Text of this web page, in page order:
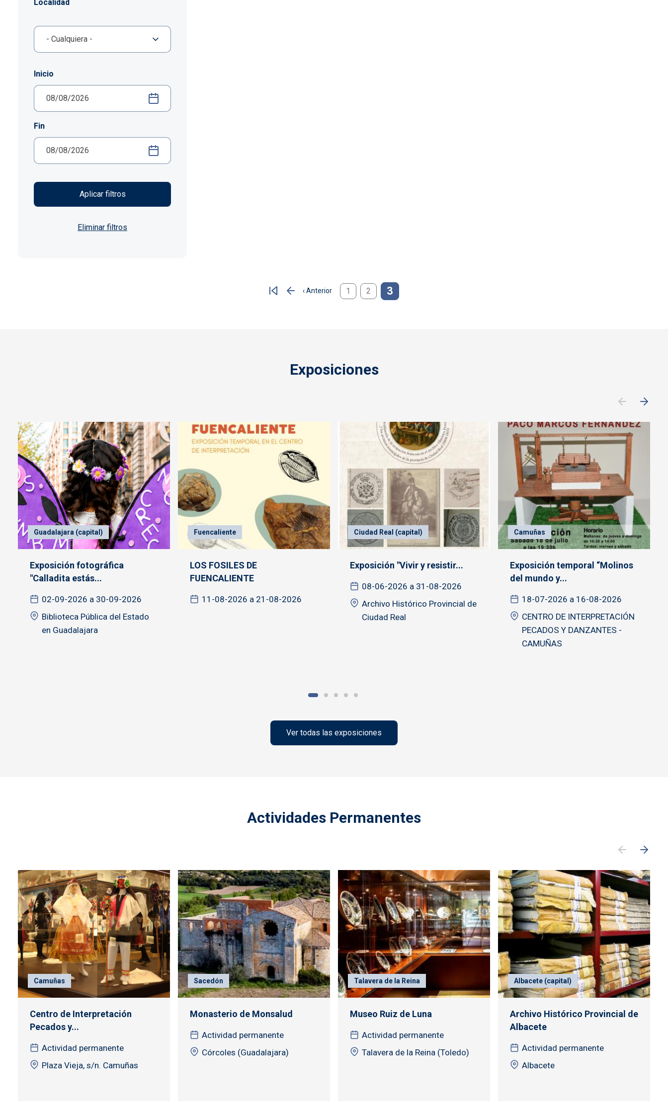
Localidad
Inicio
Fin
‹ Anterior
Página anterior
1 2 3
Exposiciones
Guadalajara (capital)
Exposición fotográfica
"Calladita estás...
02-09-2026 a 30-09-2026
Biblioteca Pública del Estado
en Guadalajara
Fuencaliente
LOS FOSILES DE
FUENCALIENTE
11-08-2026 a 21-08-2026
Ciudad Real (capital)
Exposición "Vivir y resistir...
08-06-2026 a 31-08-2026
Archivo Histórico Provincial de
Ciudad Real
Camuñas
Exposición temporal “Molinos
del mundo y...
18-07-2026 a 16-08-2026
CENTRO DE INTERPRETACIÓN
PECADOS Y DANZANTES -
CAMUÑAS
Ver todas las exposiciones
Actividades Permanentes
Camuñas
Centro de Interpretación
Pecados y...
Actividad permanente
Plaza Vieja, s/n. Camuñas
Sacedón
Monasterio de Monsalud
Actividad permanente
Córcoles (Guadalajara)
Talavera de la Reina
Museo Ruiz de Luna
Actividad permanente
Talavera de la Reina (Toledo)
Albacete (capital)
Archivo Histórico Provincial de
Albacete
Actividad permanente
Albacete